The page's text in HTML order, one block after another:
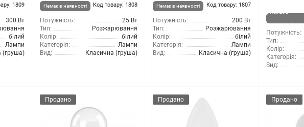
1809
300 Вт
білий
Лампи
(груша)
Немає в наявності Код товару: 1808
Потужність:
25 Вт
Тип:
Розжарювання
Колір:
білий
Категорія:
Лампи
Вид:
Класична (груша)
Немає в наявності Код товару: 1807
Потужність:
200 Вт
Тип:
Розжарювання
Колір:
білий
Категорія:
Лампи
Вид:
Класична (груша)
Немає в
наявності
Потужність:
Тип:
Колір:
Категорія:
Вид:
Продано Продано Продано